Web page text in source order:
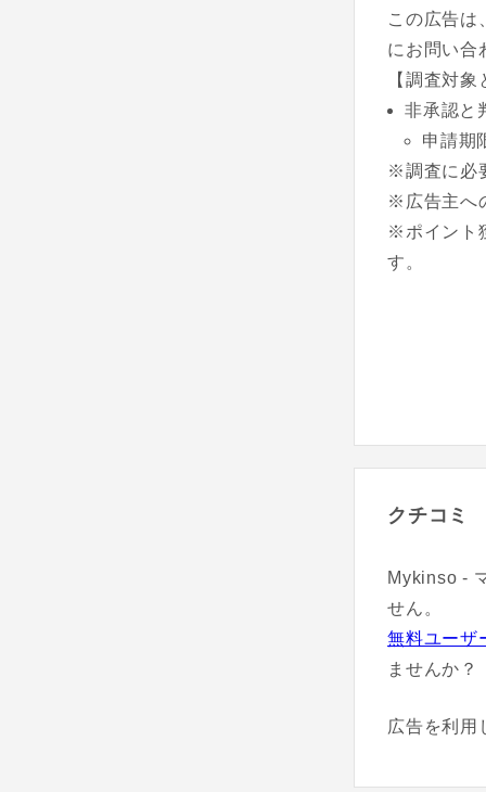
この広告は
にお問い合
【調査対
非承認と
申請期
※調査に必
※広告主へ
※ポイント
す。
クチコミ
Mykinso -
せん。
無料ユーザ
ませんか？
広告を利用